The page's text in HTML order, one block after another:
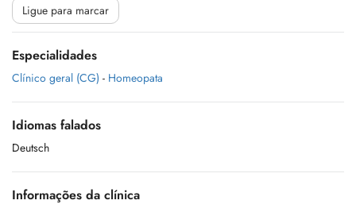
Ligue para marcar
Especialidades
Clínico geral (CG) - Homeopata
Idiomas falados
Deutsch
Informações da clínica